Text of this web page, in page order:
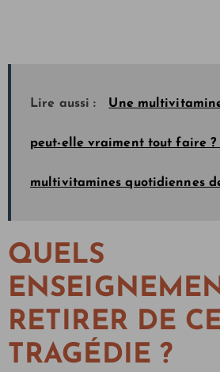
Lire aussi : Une
peut-elle vraiment tout faire ?
multivitamines quotidiennes
QUELS
RETIRER DE
TRAGÉDIE ?